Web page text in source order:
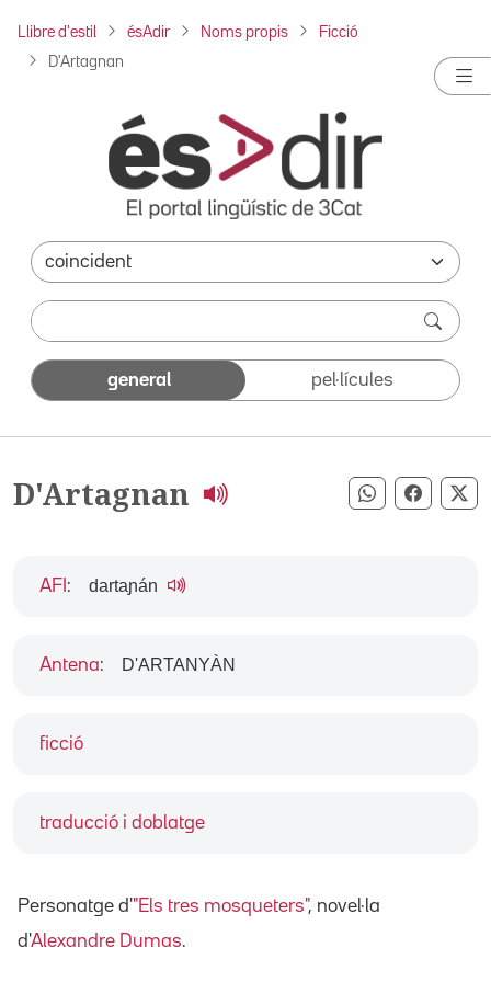
Llibre d'estil ésAdir Noms propis Ficció
D'Artagnan
general pel·lícules
D'Artagnan Compartir
ficció
traducció i doblatge
AFI : dartaɲán
Antena: D'ARTANYÀN
Personatge d'"Els tres mosqueters", novel·la
d'Alexandre Dumas.